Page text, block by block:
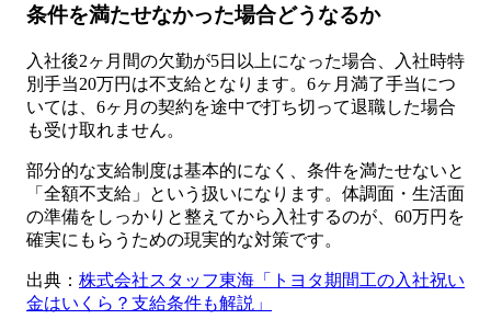
条件を満たせなかった場合どうなるか
入社後2ヶ月間の欠勤が5日以上になった場合、入社時特
別手当20万円は不支給となります。6ヶ月満了手当につ
いては、6ヶ月の契約を途中で打ち切って退職した場合
も受け取れません。
部分的な支給制度は基本的になく、条件を満たせないと
「全額不支給」という扱いになります。体調面・生活面
の準備をしっかりと整えてから入社するのが、60万円を
確実にもらうための現実的な対策です。
出典： 株式会社スタッフ東海「トヨタ期間工の入社祝い
金はいくら？支給条件も解説」